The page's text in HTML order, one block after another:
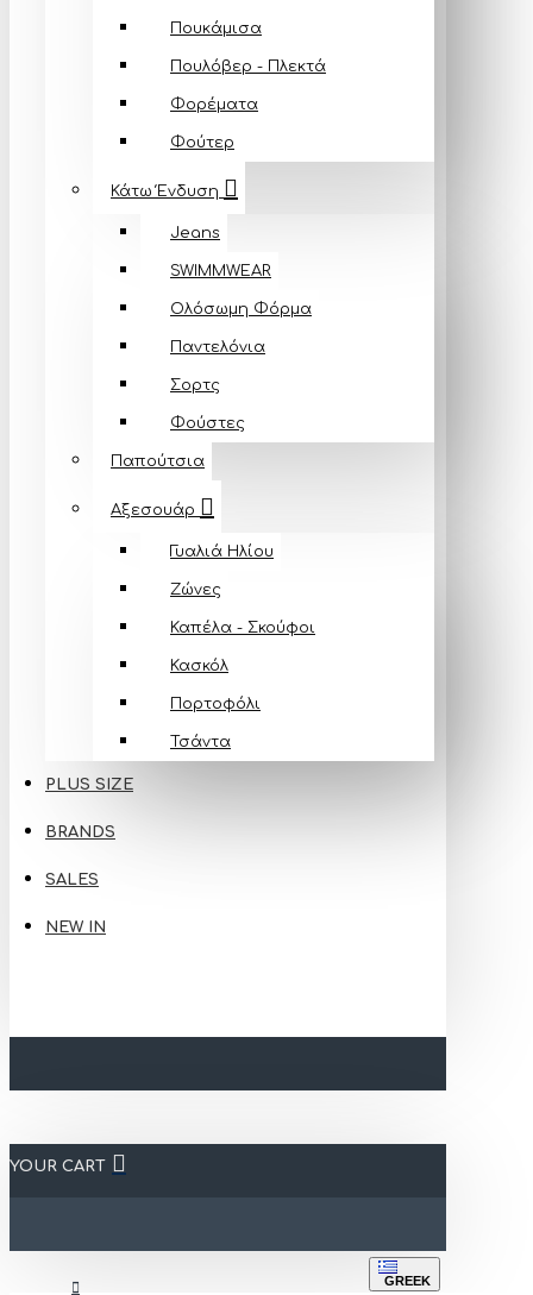
Πουκάμισα
Πουλόβερ - Πλεκτά
Φορέματα
Φούτερ
Κάτω Ένδυση
Jeans
SWIMMWEAR
Ολόσωμη Φόρμα
Παντελόνια
Σορτς
Φούστες
Παπούτσια
Αξεσουάρ
Γυαλιά Ηλίου
Ζώνες
Καπέλα - Σκούφοι
Κασκόλ
Πορτοφόλι
Τσάντα
PLUS SIZE
BRANDS
SALES
NEW IN
YOUR CART
GREEK